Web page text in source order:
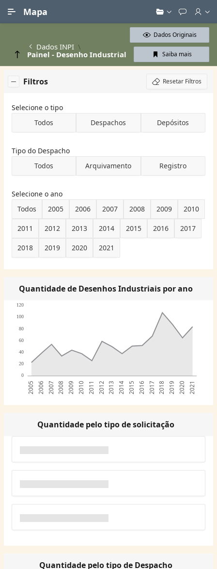
Mapa
Dados INPI
Painel - Desenho Industrial
Dados Originais
Saiba mais
Filtros Resetar Filtros
Selecione o tipo
Todos
Despachos Depósitos
Tipo do Despacho
Todos
Arquivamento Registro
Selecione o ano
Todos
2005 2006 2007 2008 2009 2010
2011 2012 2013 2014 2015 2016 2017
2018 2019 2020 2021
Quantidade de Desenhos Industriais por ano
0
20
40
60
80
100
120
2005 2006 2007 2008 2009 2010 2011 2012 2013 2014 2015 2016 2017 2018 2019 2020 2021
Quantidade pelo tipo de solicitação
Quantidade pelo tipo de Despacho